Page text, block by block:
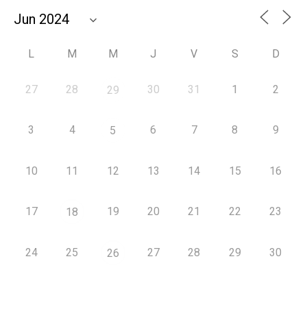
L M M J V S D
27 28 29 30 31 1 2
3 4 5 6 7 8 9
10 11 12 13 14 15 16
17 18 19 20 21 22 23
24 25 26 27 28 29 30